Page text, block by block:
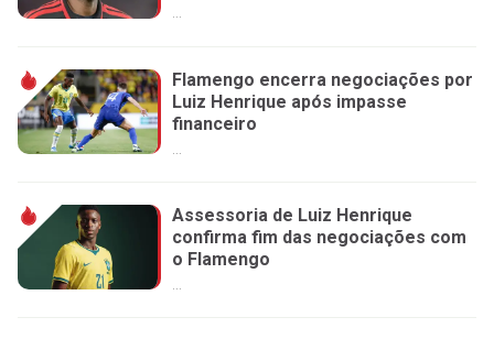
...
Flamengo encerra negociações por
Luiz Henrique após impasse
financeiro
Assessoria de Luiz Henrique
confirma fim das negociações com
o Flamengo
...